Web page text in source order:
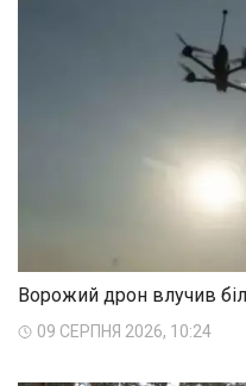
Ворожий дрон влучив
09 СЕРПНЯ 2026, 10:24